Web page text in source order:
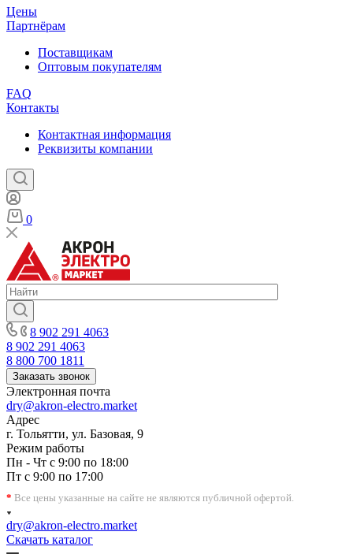
Цены
Партнёрам
Поставщикам
Оптовым покупателям
FAQ
Контакты
Контактная информация
Реквизиты компании
0
8 902 291 4063
8 902 291 4063
8 800 700 1811
Заказать звонок
Электронная почта
dry@akron-electro.market
Адрес
г. Тольятти, ул. Базовая, 9
Режим работы
Пн - Чт с 9:00 по 18:00
Пт с 9:00 по 17:00
* Все цены указанные на сайте не являются публичной офертой.
dry@akron-electro.market
Скачать каталог